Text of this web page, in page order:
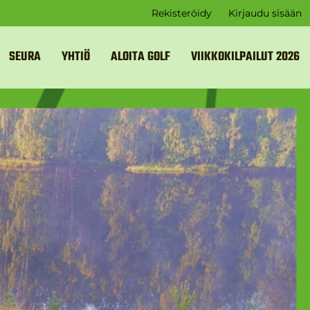
Rekisteröidy Kirjaudu sisään
SEURA YHTIÖ ALOITA GOLF VIIKKOKILPAILUT 2026